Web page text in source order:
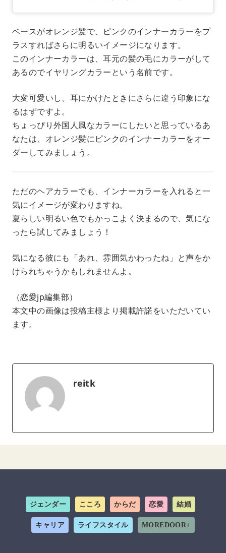
ベースがオレンジ髪で、ピンクのインナーカラーをプ
ラスすればさらに明るいイメージになります。
このインナーカラーは、耳元の髪の毛にカラーがして
あるのでイヤリングカラーという名前です。
大変可愛いし、耳にかけたときにさらに違う印象にな
るはずですよ。
ちょっぴり外国人風なカラーにしたいと思っているあ
なたは、オレンジ髪にピンクのインナーカラーをオー
ダーしてみましょう。
ただのヘアカラーでも、インナーカラーを入れると一
気にイメージが変わりますね。
夏らしい明るい色でもかっこよく決まるので、気にな
ったら試してみましょう！
気になる彼にも「あれ、雰囲気かわったね」と声をか
けられちゃうかもしれませんよ。
（恋愛jp編集部）
本文中の画像は投稿主様より掲載許諾をいただいてい
ます。
reitk
ジェンダー こころ からだ 恋愛 結婚
キャリア ライフスタイル MOREDOOR+